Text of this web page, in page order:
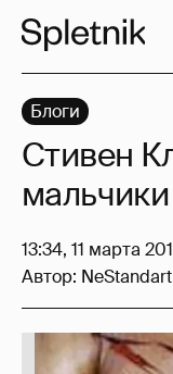
Блоги
Стивен
мальчики
13:34, 11 марта
Автор: NeStandart